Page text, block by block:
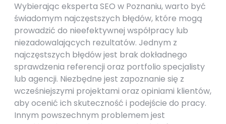
Wybierając eksperta SEO w Poznaniu, warto być
świadomym najczęstszych błędów, które mogą
prowadzić do nieefektywnej współpracy lub
niezadowalających rezultatów. Jednym z
najczęstszych błędów jest brak dokładnego
sprawdzenia referencji oraz portfolio specjalisty
lub agencji. Niezbędne jest zapoznanie się z
wcześniejszymi projektami oraz opiniami klientów,
aby ocenić ich skuteczność i podejście do pracy.
Innym powszechnym problemem jest